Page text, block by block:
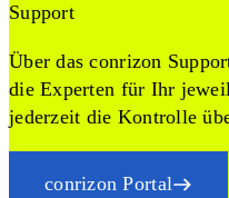
Support
Über das conrizon
die Experten für Ihr
jederzeit die Kontrolle
conrizon Portal